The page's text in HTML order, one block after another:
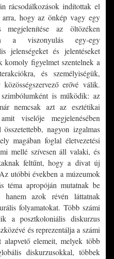
rácsodálkozások indítottak el
hogy az önkép vagy egy
megjelenítése az öltözéken
a viszonyulás egy-egy
jelenségeket és jelentéseket
komoly figyelmet szentelnek a
és személyiségük,
erővé válik.
is működik: az
nemcsak azt az esztétikai
viselője megjelenésében
nagyon izgalmas
magában foglal életvezetési
mellé szívesen áll valaki, és
feltűnt, hogy a divat új
utóbbi években a múzeumok
téma apropóján mutatnak be
hanem azok révén láttatnak
folyamatokat. Több számi
a posztkoloniális diskurzus
és reprezentálja a számi
alapvető elemeit, melyek több
diskurzusokkal, többek